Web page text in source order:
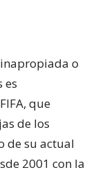
o
es
que
de los
de su actual
2001 con la